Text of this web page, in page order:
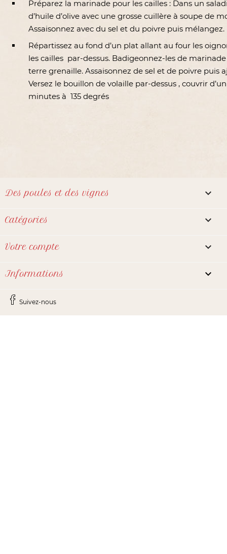
Préparez la marinade pour les cailles : Dans un
d’huile d’olive avec une grosse cuillère à soupe de
Assaisonnez avec du sel et du poivre puis mélangez.
Répartissez au fond d’un plat allant au four les
les cailles par-dessus. Badigeonnez-les de
terre grenaille. Assaisonnez de sel et de poivre puis
Versez le bouillon de volaille par-dessus , couvrir
minutes à 135 degrés
Des poules et des vignes 
Catégories 
Votre compte 
Informations 
Suivez-nous